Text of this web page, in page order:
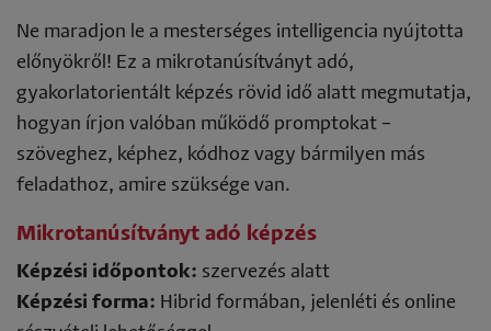
Ne maradjon le a mesterséges intelligencia nyújtotta
előnyökről! Ez a mikrotanúsítványt adó,
gyakorlatorientált képzés rövid idő alatt megmutatja,
hogyan írjon valóban működő promptokat –
szöveghez, képhez, kódhoz vagy bármilyen más
feladathoz, amire szüksége van.
Mikrotanúsítványt adó képzés
Képzési időpontok: szervezés alatt
Képzési forma: Hibrid formában, jelenléti és online